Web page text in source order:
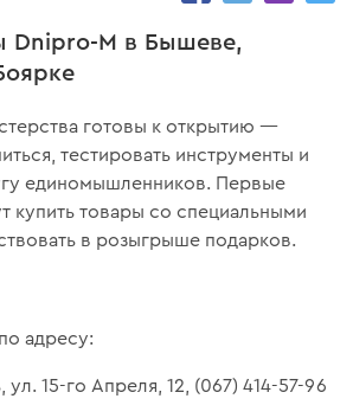
Dnipro-M в Бышеве,
готовы к открытию —
тестировать инструменты и
единомышленников. Первые
купить товары со специальными
в розыгрыше подарков.
адресу:
ул. 15-го Апреля, 12, (067) 414-57-96